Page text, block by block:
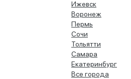
Ижевск
Воронеж
Пермь
Сочи
Тольятти
Самара
Екатеринбург
Все города